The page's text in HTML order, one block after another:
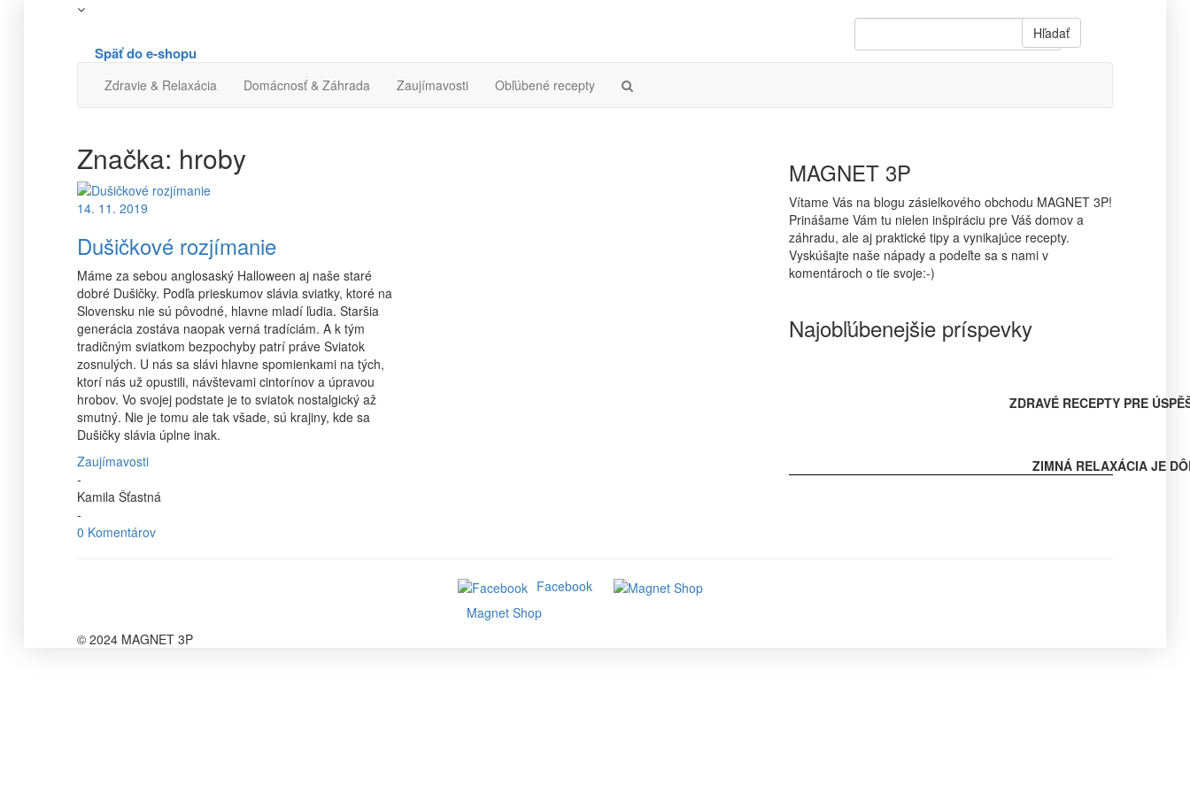
Hľadať
Späť do e-shopu
Zdravie & Relaxácia Domácnosť & Záhrada Zaujímavosti Obľúbené recepty
Značka: hroby
14. 11. 2019
Dušičkové rozjímanie
Máme za sebou anglosaský Halloween aj naše staré
dobré Dušičky. Podľa prieskumov slávia sviatky, ktoré na
Slovensku nie sú pôvodné, hlavne mladí ľudia. Staršia
generácia zostáva naopak verná tradíciám. A k tým
tradičným sviatkom bezpochyby patrí práve Sviatok
zosnulých. U nás sa slávi hlavne spomienkami na tých,
ktorí nás už opustili, návštevami cintorínov a úpravou
hrobov. Vo svojej podstate je to sviatok nostalgický až
smutný. Nie je tomu ale tak všade, sú krajiny, kde sa
Dušičky slávia úplne inak.
Zaujímavosti
-
Kamila Šťastná
-
0 Komentárov
MAGNET 3P
Vítame Vás na blogu zásielkového obchodu MAGNET 3P!
Prinášame Vám tu nielen inšpiráciu pre Váš domov a
záhradu, ale aj praktické tipy a vynikajúce recepty.
Vyskúšajte naše nápady a podeľte sa s nami v
komentároch o tie svoje:-)
Najobľúbenejšie príspevky
ZDRAVÉ RECEPTY PRE
ZIMNÁ RELAXÁCIA JE
Facebook
Magnet Shop
© 2024 MAGNET 3P